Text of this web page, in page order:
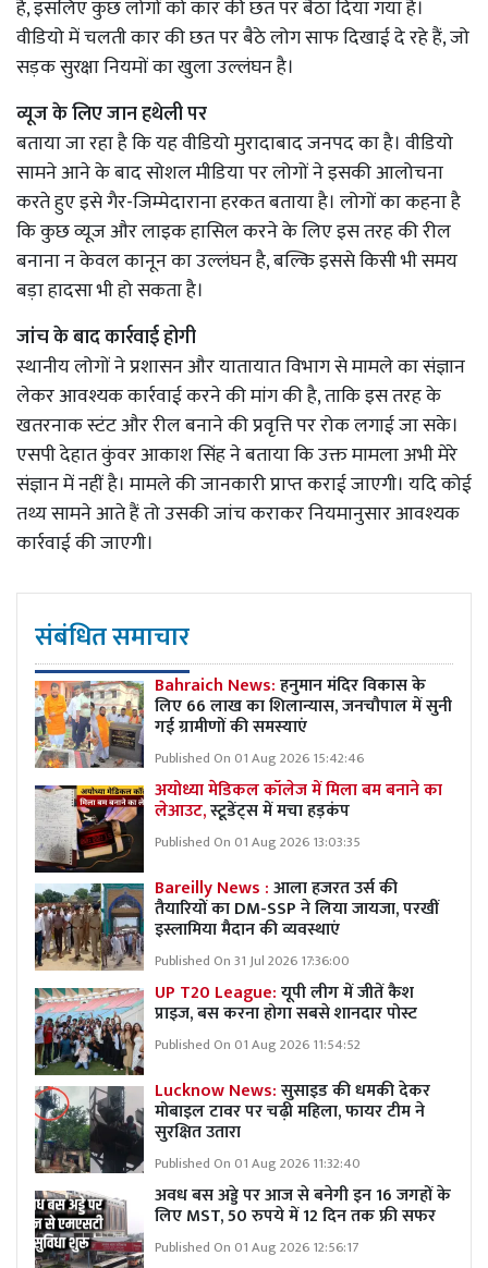
है, इसलिए कुछ लोगों को कार की छत पर बैठा दिया गया है।
वीडियो में चलती कार की छत पर बैठे लोग साफ दिखाई दे रहे हैं, जो
सड़क सुरक्षा नियमों का खुला उल्लंघन है।
व्यूज के लिए जान हथेली पर
बताया जा रहा है कि यह वीडियो मुरादाबाद जनपद का है। वीडियो
सामने आने के बाद सोशल मीडिया पर लोगों ने इसकी आलोचना
करते हुए इसे गैर-जिम्मेदाराना हरकत बताया है। लोगों का कहना है
कि कुछ व्यूज और लाइक हासिल करने के लिए इस तरह की रील
बनाना न केवल कानून का उल्लंघन है, बल्कि इससे किसी भी समय
बड़ा हादसा भी हो सकता है।
जांच के बाद कार्रवाई होगी
स्थानीय लोगों ने प्रशासन और यातायात विभाग से मामले का संज्ञान
लेकर आवश्यक कार्रवाई करने की मांग की है, ताकि इस तरह के
खतरनाक स्टंट और रील बनाने की प्रवृत्ति पर रोक लगाई जा सके।
एसपी देहात कुंवर आकाश सिंह ने बताया कि उक्त मामला अभी मेरे
संज्ञान में नहीं है। मामले की जानकारी प्राप्त कराई जाएगी। यदि कोई
तथ्य सामने आते हैं तो उसकी जांच कराकर नियमानुसार आवश्यक
कार्रवाई की जाएगी।
संबंधित समाचार
Bahraich News:हनुमान मंदिर विकास के
लिए 66 लाख का शिलान्यास, जनचौपाल में सुनी
गई ग्रामीणों की समस्याएं
Published On 01 Aug 2026 15:42:46
अयोध्या मेडिकल कॉलेज में मिला बम बनाने का
लेआउट,स्टूडेंट्स में मचा हड़कंप
Published On 01 Aug 2026 13:03:35
Bareilly News :आला हजरत उर्स की
तैयारियों का DM-SSP ने लिया जायजा, परखीं
इस्लामिया मैदान की व्यवस्थाएं
Published On 31 Jul 2026 17:36:00
UP T20 League:यूपी लीग में जीतें कैश
प्राइज, बस करना होगा सबसे शानदार पोस्ट
Published On 01 Aug 2026 11:54:52
Lucknow News:सुसाइड की धमकी देकर
मोबाइल टावर पर चढ़ी महिला, फायर टीम ने
सुरक्षित उतारा
Published On 01 Aug 2026 11:32:40
अवध बस अड्डे पर आज से बनेगी इन 16 जगहों के
लिए MST, 50 रुपये में 12 दिन तक फ्री सफर
Published On 01 Aug 2026 12:56:17